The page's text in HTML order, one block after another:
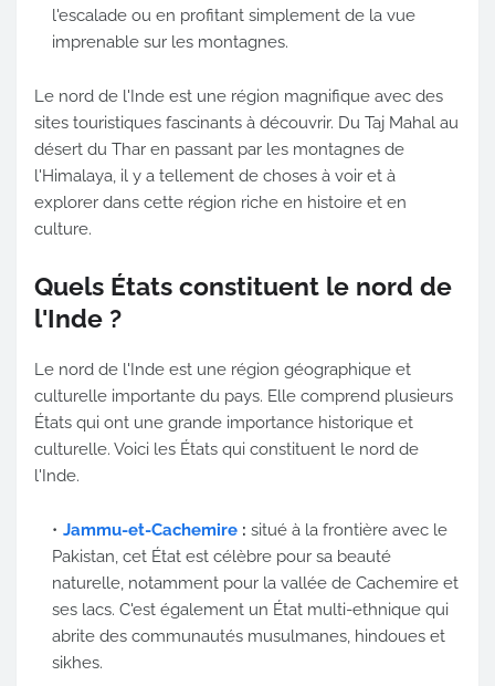
l'escalade ou en profitant simplement de la vue
imprenable sur les montagnes.
Le nord de l'Inde est une région magnifique avec des
sites touristiques fascinants à découvrir. Du Taj Mahal au
désert du Thar en passant par les montagnes de
l'Himalaya, il y a tellement de choses à voir et à
explorer dans cette région riche en histoire et en
culture.
Quels États constituent le nord de
l'Inde ?
Le nord de l'Inde est une région géographique et
culturelle importante du pays. Elle comprend plusieurs
États qui ont une grande importance historique et
culturelle. Voici les États qui constituent le nord de
l'Inde.
Jammu-et-Cachemire : situé à la frontière avec le
Pakistan, cet État est célèbre pour sa beauté
naturelle, notamment pour la vallée de Cachemire et
ses lacs. C'est également un État multi-ethnique qui
abrite des communautés musulmanes, hindoues et
sikhes.